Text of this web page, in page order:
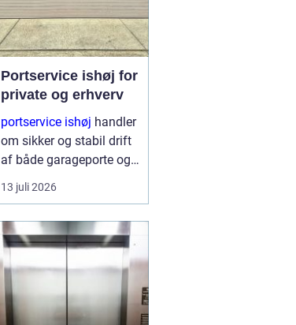
2026
Portservice ishøj for
private og erhverv
portservice ishøj handler
om sikker og stabil drift
af både garageporte og
industriporte i området
omkring ishøj. Når en
optimalt, giver d...
13 juli 2026